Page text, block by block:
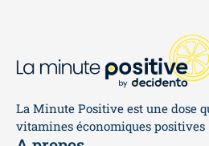
La Minute Positive est une dose
vitamines économiques positives